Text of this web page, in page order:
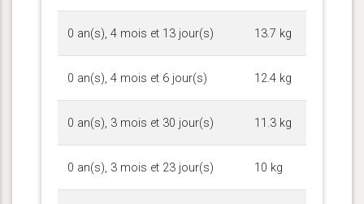
0 an(s), 4 mois et 13 jour(s) 13.7 kg
0 an(s), 4 mois et 6 jour(s) 12.4 kg
0 an(s), 3 mois et 30 jour(s) 11.3 kg
0 an(s), 3 mois et 23 jour(s) 10 kg